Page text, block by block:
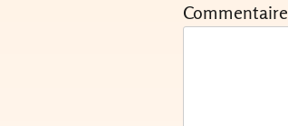
Commentaire